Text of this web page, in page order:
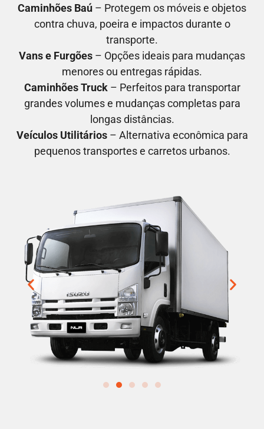
Caminhões Baú – Protegem os móveis e objetos
contra chuva, poeira e impactos durante o
transporte.
Vans e Furgões – Opções ideais para mudanças
menores ou entregas rápidas.
Caminhões Truck– Perfeitos para transportar
grandes volumes e mudanças completas para
longas distâncias.
Veículos Utilitários– Alternativa econômica para
pequenos transportes e carretos urbanos.